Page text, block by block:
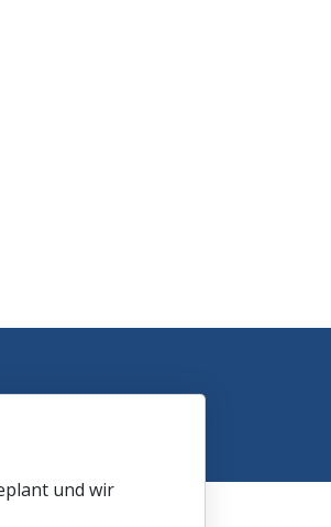
und wir